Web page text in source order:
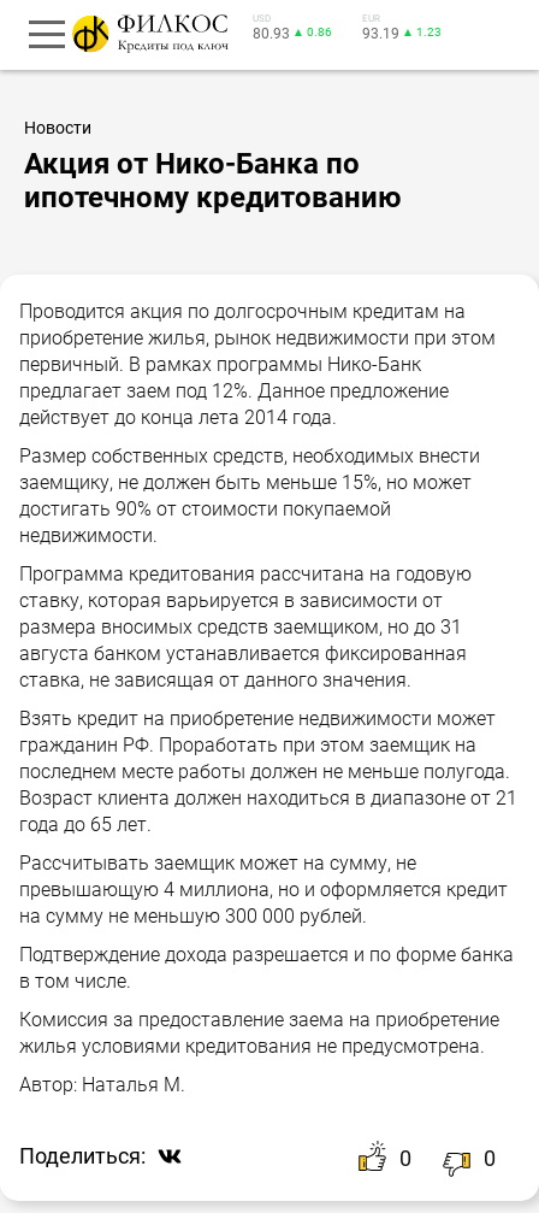
USD
80.93 ▲ 0.86
EUR
93.19 ▲ 1.23
Новости
Акция от Нико-Банка по
ипотечному кредитованию
Проводится акция по долгосрочным кредитам на
приобретение жилья, рынок недвижимости при этом
первичный. В рамках программы Нико-Банк
предлагает заем под 12%. Данное предложение
действует до конца лета 2014 года.
Размер собственных средств, необходимых внести
заемщику, не должен быть меньше 15%, но может
достигать 90% от стоимости покупаемой
недвижимости.
Программа кредитования рассчитана на годовую
ставку, которая варьируется в зависимости от
размера вносимых средств заемщиком, но до 31
августа банком устанавливается фиксированная
ставка, не зависящая от данного значения.
Взять кредит на приобретение недвижимости может
гражданин РФ. Проработать при этом заемщик на
последнем месте работы должен не меньше полугода.
Возраст клиента должен находиться в диапазоне от 21
года до 65 лет.
Рассчитывать заемщик может на сумму, не
превышающую 4 миллиона, но и оформляется кредит
на сумму не меньшую 300 000 рублей.
Подтверждение дохода разрешается и по форме банка
в том числе.
Комиссия за предоставление заема на приобретение
жилья условиями кредитования не предусмотрена.
Автор: Наталья М.
Поделиться: 0 0